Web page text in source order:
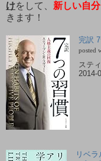
けをして、 新しい自分
きます！
完訳
posted
ステ
2014-
リベ